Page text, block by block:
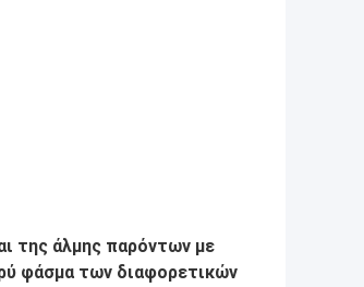
της άλμης παρόντων με
φάσμα των διαφορετικών